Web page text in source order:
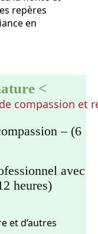
repères
en
<
– (6
avec
heures)
et d’autres